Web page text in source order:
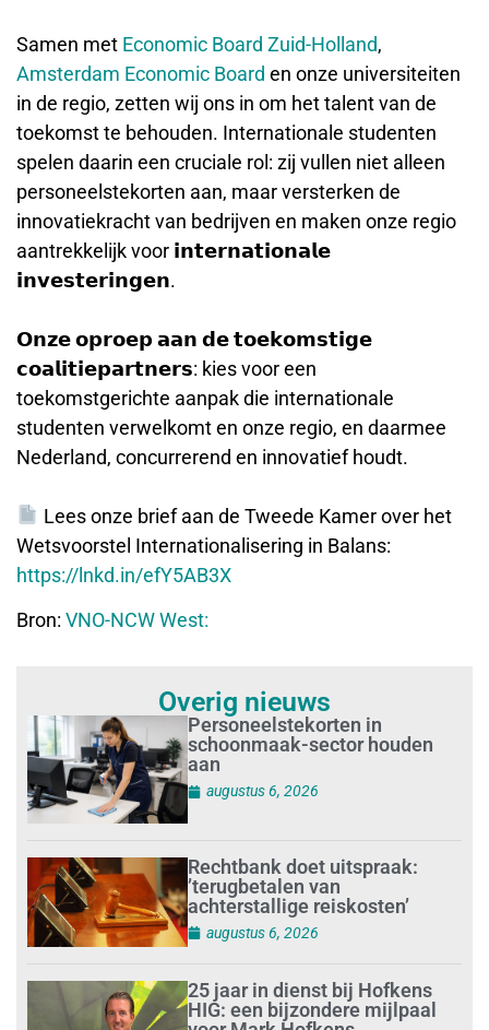
Samen met Economic Board Zuid-Holland,
Amsterdam Economic Board en onze universiteiten
in de regio, zetten wij ons in om het talent van de
toekomst te behouden. Internationale studenten
spelen daarin een cruciale rol: zij vullen niet alleen
personeelstekorten aan, maar versterken de
innovatiekracht van bedrijven en maken onze regio
aantrekkelijk voor 𝗶𝗻𝘁𝗲𝗿𝗻𝗮𝘁𝗶𝗼𝗻𝗮𝗹𝗲
𝗶𝗻𝘃𝗲𝘀𝘁𝗲𝗿𝗶𝗻𝗴𝗲𝗻.
𝗢𝗻𝘇𝗲 𝗼𝗽𝗿𝗼𝗲𝗽 𝗮𝗮𝗻 𝗱𝗲 𝘁𝗼𝗲𝗸𝗼𝗺𝘀𝘁𝗶𝗴𝗲
𝗰𝗼𝗮𝗹𝗶𝘁𝗶𝗲𝗽𝗮𝗿𝘁𝗻𝗲𝗿𝘀: kies voor een
toekomstgerichte aanpak die internationale
studenten verwelkomt en onze regio, en daarmee
Nederland, concurrerend en innovatief houdt.
Lees onze brief aan de Tweede Kamer over het
Wetsvoorstel Internationalisering in Balans:
https://lnkd.in/efY5AB3X
Bron: VNO-NCW West:
Overig nieuws
Personeelstekorten in
schoonmaak-sector houden
aan
augustus 6, 2026
Rechtbank doet uitspraak:
’terugbetalen van
achterstallige reiskosten’
augustus 6, 2026
25 jaar in dienst bij Hofkens
HIG: een bijzondere mijlpaal